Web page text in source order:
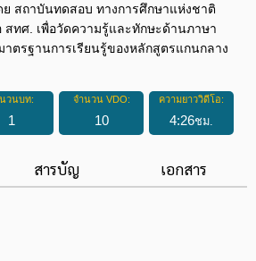
สถาบันทดสอบ ทางการศึกษาแห่งชาติ
สทศ. เพื่อวัดความรู้และทักษะด้านภาษา
าตรฐานการเรียนรู้ของหลักสูตรแกนกลาง
วนบท:
1
จำนวน VDO:
10
ความยาววิดีโอ:
4:26ชม.
สารบัญ เอกสาร